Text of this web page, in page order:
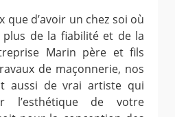
que d’avoir un chez soi où
de la fiabilité et de la
Marin père et fils
de maçonnerie, nos
aussi de vrai artiste qui
l’esthétique de votre